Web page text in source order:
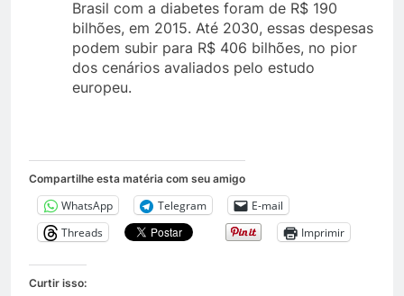
Brasil com a diabetes foram de R$ 190
bilhões, em 2015. Até 2030, essas despesas
podem subir para R$ 406 bilhões, no pior
dos cenários avaliados pelo estudo
europeu.
Compartilhe esta matéria com seu amigo
WhatsApp Telegram
E-mail
Threads
Imprimir
Curtir isso: